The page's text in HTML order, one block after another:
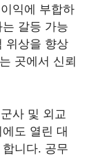
익에 부합하
갈등 가능
위상을 향상
곳에서 신뢰
사 및 외교
도 열린 대
니다. 공무